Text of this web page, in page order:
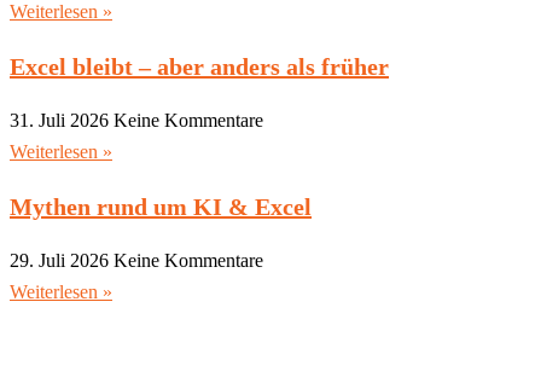
Weiterlesen »
Excel bleibt – aber anders als früher
31. Juli 2026 Keine Kommentare
Weiterlesen »
Mythen rund um KI & Excel
29. Juli 2026 Keine Kommentare
Weiterlesen »